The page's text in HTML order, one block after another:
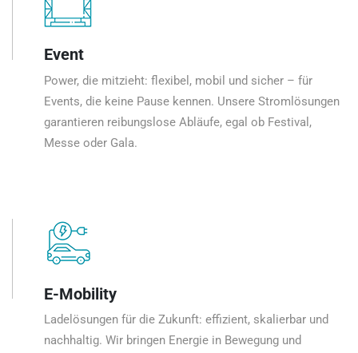
Event
Power, die mitzieht: flexibel, mobil und sicher – für
Events, die keine Pause kennen. Unsere Stromlösungen
garantieren reibungslose Abläufe, egal ob Festival,
Messe oder Gala.
E-Mobility
Ladelösungen für die Zukunft: effizient, skalierbar und
nachhaltig. Wir bringen Energie in Bewegung und